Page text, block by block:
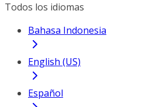
Todos los idiomas
Bahasa Indonesia
English (US)
Español